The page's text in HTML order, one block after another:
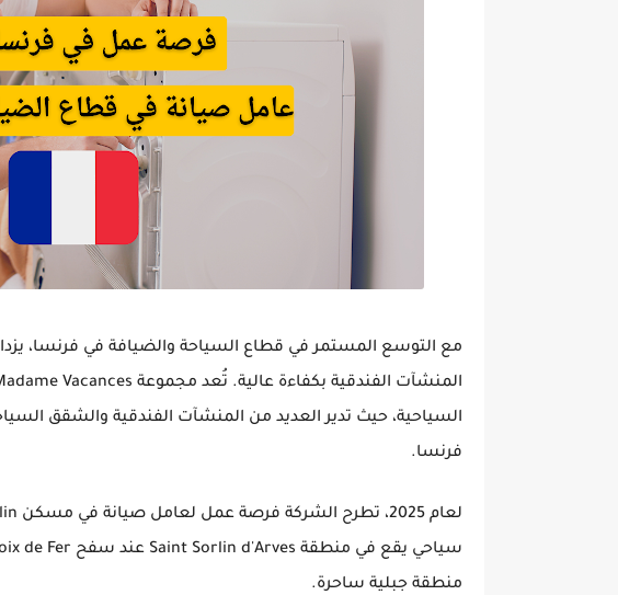
مع التوسع المستمر في قطاع السياحة والضيافة في فرنسا،
المنشآت الفندقية بكفاءة عالية. تُعد مجموعة Madame Vacances
السياحية، حيث تدير العديد من المنشآت الفندقية والشقق
فرنسا.
لعام 2025، تطرح الشركة فرصة عمل لعامل صيانة في مسكن Les Fermes de Saint Sorlin
سياحي يقع في منطقة Saint Sorlin d'Arves
منطقة جبلية ساحرة.